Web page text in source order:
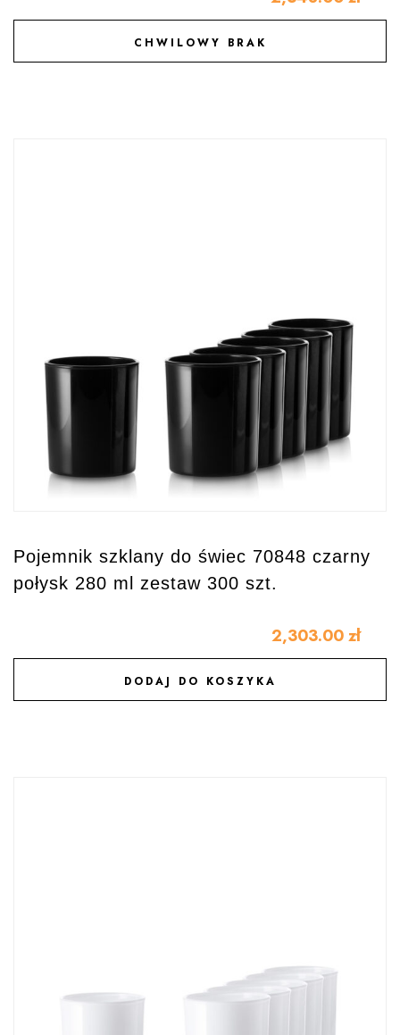
CHWILOWY BRAK
DODAJ DO ULUBIONYCH
Pojemnik szklany do świec 70848 czarny
połysk 280 ml zestaw 300 szt.
2,303.00 zł
DODAJ DO KOSZYKA
DODAJ DO ULUBIONYCH